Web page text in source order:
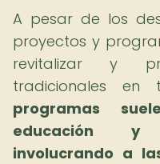
A pesar de los
proyectos y
revitalizar y
tradicionales
programas
educación y
involucrando a